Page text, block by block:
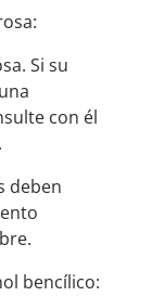
Si su
con él
deben
bencílico: